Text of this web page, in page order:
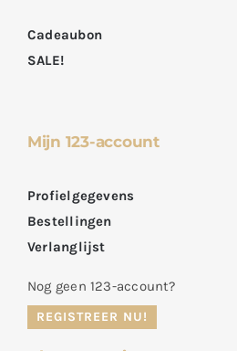
Cadeaubon
SALE!
Mijn 123-account
Profielgegevens
Bestellingen
Verlanglijst
Nog geen 123-account?
REGISTREER NU!